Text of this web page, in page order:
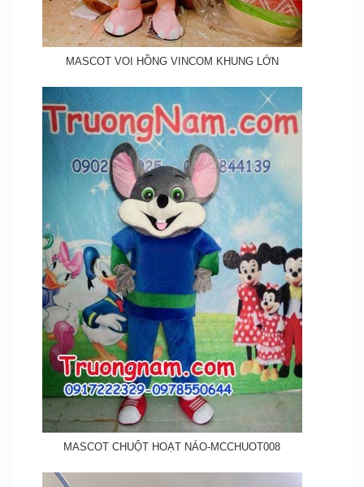
MASCOT VOI HỒNG VINCOM KHUNG LỚN
MASCOT CHUỘT HOẠT NÁO-MCCHUOT008